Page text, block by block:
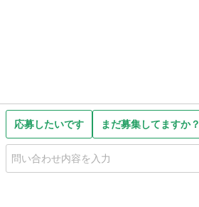
応募したいです まだ募集してますか？